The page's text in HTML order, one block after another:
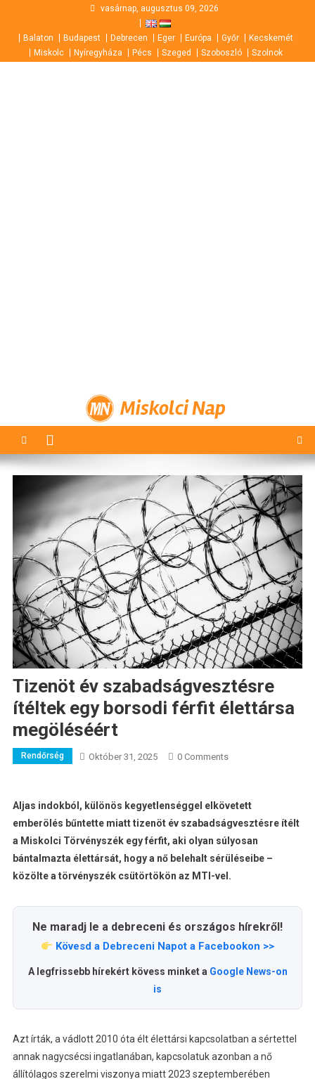
content
vasárnap, augusztus 09, 2026
Balaton Budapest Debrecen Eger Európa Győr
Kecskemét
Miskolc
Nyíregyháza Pécs Szeged Szoboszló Szolnok
Miskolci Nap
Tizenöt év szabadságvesztésre
ítéltek egy borsodi férfit élettársa
megöléséért
Rendőrség Október 31, 2025 0 Comments
Aljas indokból, különös kegyetlenséggel elkövetett
emberölés bűntette miatt tizenöt év szabadságvesztésre ítélt
a Miskolci Törvényszék egy férfit, aki olyan súlyosan
bántalmazta élettársát, hogy a nő belehalt sérüléseibe –
közölte a törvényszék csütörtökön az MTI-vel.
Ne maradj le a debreceni és országos hírekről!
Kövesd a Debreceni Napot a Facebookon >>
A legfrissebb hírekért kövess minket a Google News-on
is
Azt írták, a vádlott 2010 óta élt élettársi kapcsolatban a sértettel
annak nagycsécsi ingatlanában, kapcsolatuk azonban a nő
állítólagos szerelmi viszonya miatt 2023 szeptemberében